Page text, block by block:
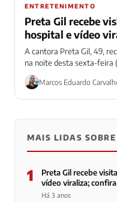
ENTRETENIMENTO
Preta Gil recebe
hospital e vídeo
A cantora Preta Gil, 49,
na noite desta sexta-feira
Marcos Eduardo
MAIS LIDAS SOBRE
1
Preta Gil recebe
vídeo viraliza; confira
Há 3 anos